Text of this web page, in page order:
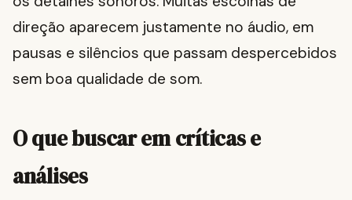
direção aparecem justamente no áudio, em
pausas e silêncios que passam despercebidos
sem boa qualidade de som.
O que buscar em críticas e
análises